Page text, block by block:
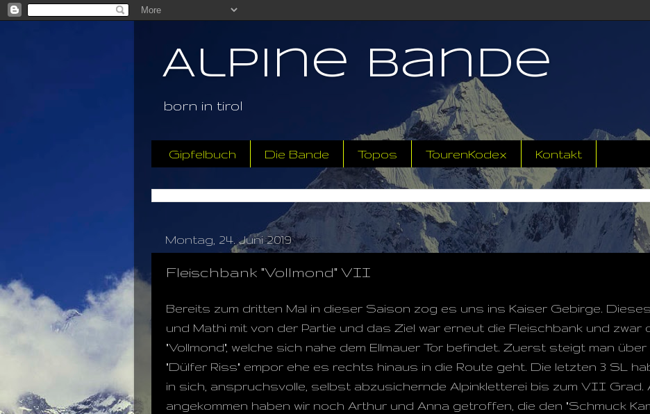
Alpine Bande
born in tirol
Gipfelbuch Die Bande Topos TourenKodex Kontakt
Montag, 24. Juni 2019
Fleischbank "Vollmond" VII
Bereits zum dritten Mal in dieser Saison zog es uns ins Kaiser Gebirge.
und Mathi mit von der Partie und das Ziel war erneut die Fleischbank und zwar
"Vollmond", welche sich nahe dem Ellmauer Tor befindet. Zuerst steigt man
"Dülfer Riss" empor ehe es rechts hinaus in die Route geht. Die letzten 3 SL
in sich, anspruchsvolle, selbst abzusichernde Alpinkletterei bis zum VII Grad.
angekommen haben wir noch Arthur und Anna getroffen, die den "Schmuck